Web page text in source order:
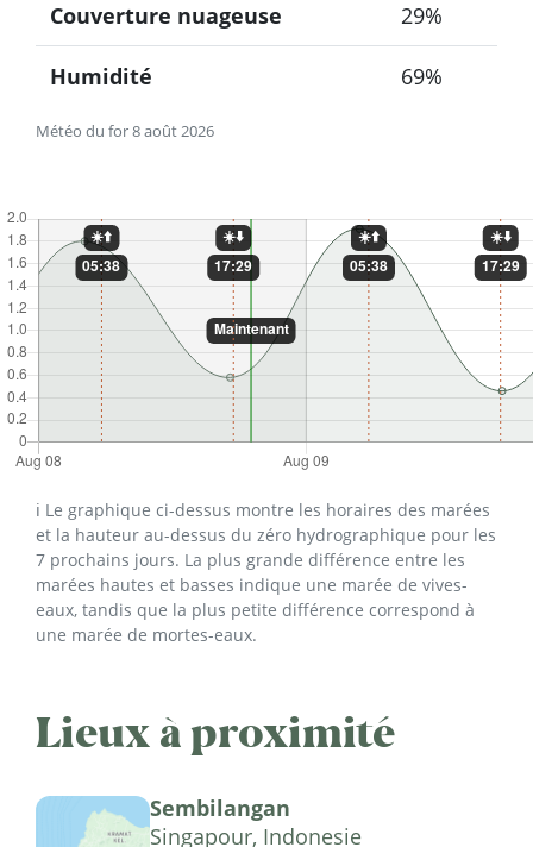
Météo du for 8 août 2026
Couverture nuageuse 29%
Humidité 69%
ℹ️ Le graphique ci-dessus montre les horaires des marées
et la hauteur au-dessus du zéro hydrographique pour les
7 prochains jours. La plus grande différence entre les
marées hautes et basses indique une marée de vives-
eaux, tandis que la plus petite différence correspond à
une marée de mortes-eaux.
Lieux à proximité
Sembilangan
Singapour, Indonesie